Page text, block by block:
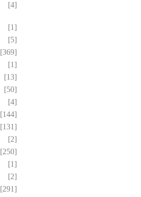
[4]
[1]
[5]
[369]
[1]
[13]
[50]
[4]
[144]
[131]
[2]
[250]
[1]
[2]
[291]